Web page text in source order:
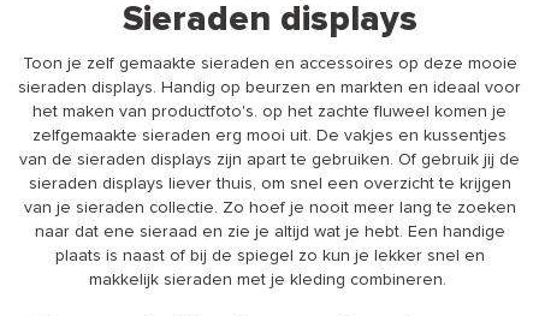
Sieraden displays
Toon je zelf gemaakte sieraden en accessoires op deze mooie
sieraden displays. Handig op beurzen en markten en ideaal voor
het maken van productfoto's. op het zachte fluweel komen je
zelfgemaakte sieraden erg mooi uit. De vakjes en kussentjes
van de sieraden displays zijn apart te gebruiken. Of gebruik jij de
sieraden displays liever thuis, om snel een overzicht te krijgen
van je sieraden collectie. Zo hoef je nooit meer lang te zoeken
naar dat ene sieraad en zie je altijd wat je hebt. Een handige
plaats is naast of bij de spiegel zo kun je lekker snel en
makkelijk sieraden met je kleding combineren.